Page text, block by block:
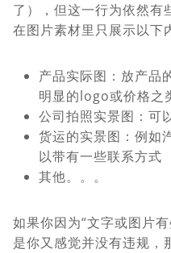
了），但这一行为依然有
在图片素材里只展示以下
产品实际图：放产品
明显的logo或价格之
公司拍照实景图：可
货运的实景图：例如
以带有一些联系方式
其他。。。
如果你因为“文字或图片
是你又感觉并没有违规，